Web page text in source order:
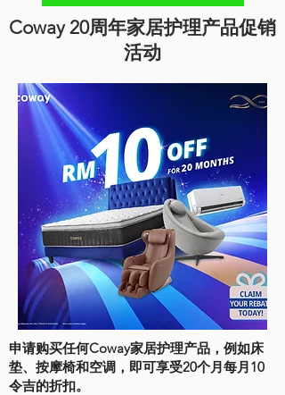
Coway 20周年家居护理产品促销
活动
申请购买任何Coway家居护理产品，例如床
垫、按摩椅和空调，即可享受20个月每月10
令吉的折扣。